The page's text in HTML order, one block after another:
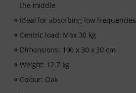
the middle
Ideal for absorbing low frequencies
Centric load: Max 30 kg
Dimensions: 100 x 30 x 30 cm
Weight: 12.7 kg
Colour: Oak